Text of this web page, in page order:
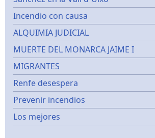
Incendio con causa
ALQUIMIA JUDICIAL
MUERTE DEL MONARCA JAIME I
MIGRANTES
Renfe desespera
Prevenir incendios
Los mejores